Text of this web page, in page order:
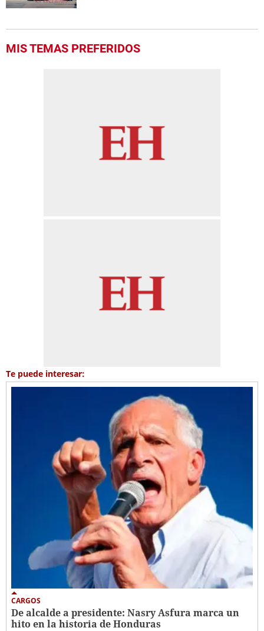
MIS TEMAS PREFERIDOS
Te puede interesar:
CARGOS
De alcalde a presidente: Nasry Asfura marca un
hito en la historia de Honduras